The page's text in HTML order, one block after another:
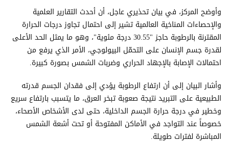
وأوضح المركز، في بيان تحذيري عاجل، أن أحدث التقارير العلمية
والإحصاءات المناخية العالمية تشير إلى احتمال تجاوز درجات الحرارة
المقترنة بالرطوبة حاجز "30.55 درجة مئوية"، وهو ما يمثل الحد الأعلى
لقدرة جسم الإنسان على التحمّل البيولوجي، الأمر الذي يرفع من
احتمالات الإصابة بالإجهاد الحراري وضربات الشمس بصورة كبيرة.
وأشار البيان إلى أن ارتفاع الرطوبة يؤدي إلى فقدان الجسم قدرته
الطبيعية على التبريد نتيجة صعوبة تبخر العرق، ما يتسبب بارتفاع سريع
وخطير في درجة حرارة الجسم الداخلية، حتى لدى الأشخاص الأصحاء،
خصوصاً عند التواجد في الأماكن المفتوحة أو تحت أشعة الشمس
المباشرة لفترات طويلة.